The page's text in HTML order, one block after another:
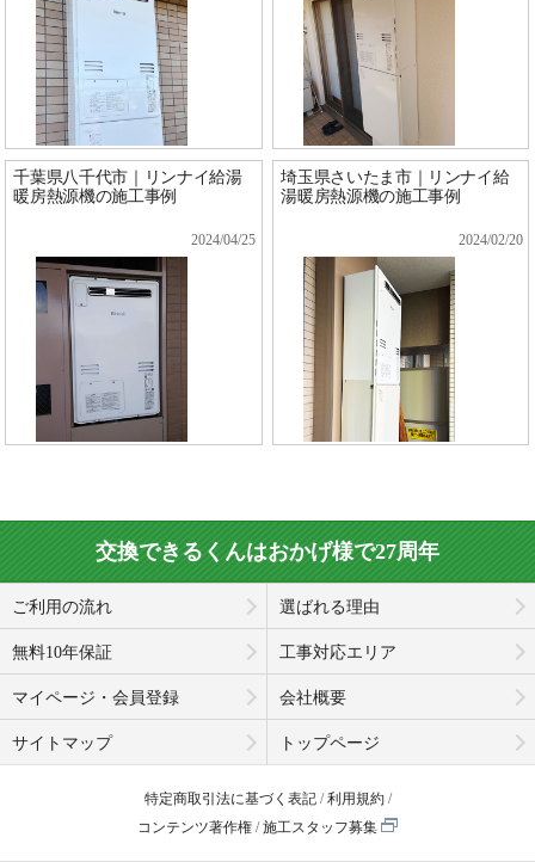
千葉県八千代市｜リンナイ給湯
暖房熱源機の施工事例
2024/04/25
埼玉県さいたま市｜リンナイ給
湯暖房熱源機の施工事例
2024/02/20
交換できるくんはおかげ様で27周年
ご利用の流れ 選ばれる理由
無料10年保証 工事対応エリア
マイページ・会員登録 会社概要
サイトマップ トップページ
特定商取引法に基づく表記
利用規約
コンテンツ著作権
施工スタッフ募集